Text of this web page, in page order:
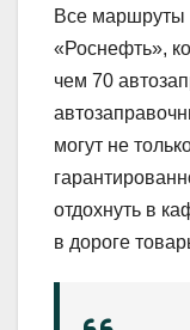
Все маршруты
«Роснефть»,
чем 70
могут не
отдохнуть в
в дороге